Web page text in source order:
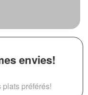
envies!
préférés!